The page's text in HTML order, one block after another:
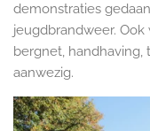
demonstraties
jeugdbrandweer.
bergnet,
aanwezig.